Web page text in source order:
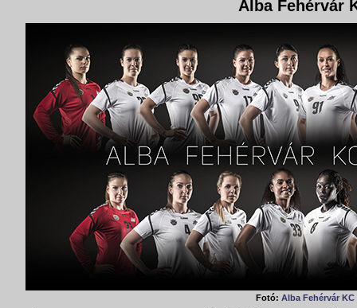
Alba Fehérvár
Fotó: Alba Fehérvár KC